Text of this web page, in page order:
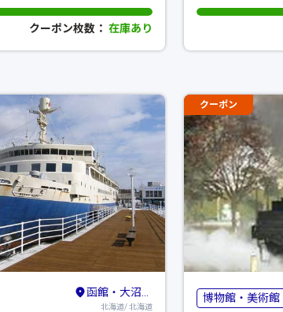
クーポン枚数： 在庫あり
函館・大沼・松前・奥尻
北海道/ 北海道
クーポン
博物館・美術館